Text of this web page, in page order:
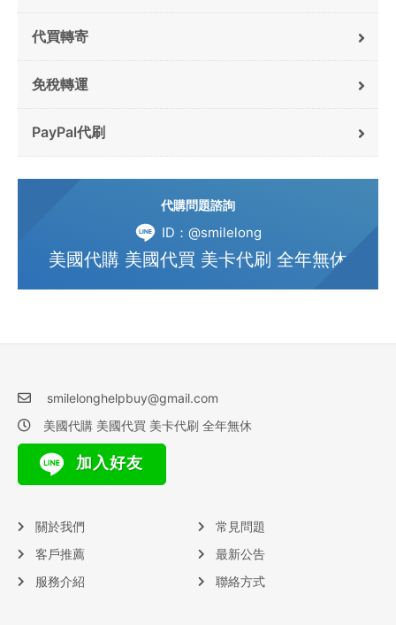
代買轉寄
免稅轉運
PayPal代刷
代購問題諮詢
ID：@smilelong
美國代購 美國代買 美卡代刷 全年無休
smilelonghelpbuy@gmail.com
美國代購 美國代買 美卡代刷 全年無休
加入好友
關於我們
客戶推薦
服務介紹
常見問題
最新公告
聯絡方式